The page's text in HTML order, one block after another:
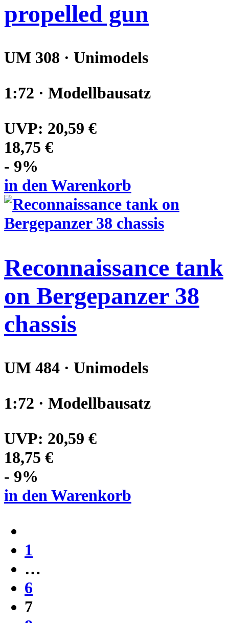
propelled gun
UM 308 · Unimodels
1:72 · Modellbausatz
UVP: 20,59 €
18,75 €
- 9%
in den Warenkorb
Reconnaissance tank
on Bergepanzer 38
chassis
UM 484 · Unimodels
1:72 · Modellbausatz
UVP: 20,59 €
18,75 €
- 9%
in den Warenkorb
1
…
6
7